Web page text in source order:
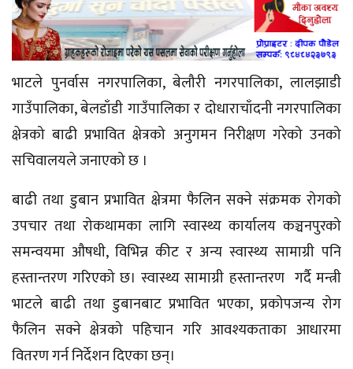
भाटले पुनर्वास नगरपालिका, बेलौरी नगरपालिका, लालझाडी
गाउँपालिका, बेलडाँडी गाउँपालिका र दोधाराचाँदनी नगरपालिका
क्षेत्रको बाढी प्रभावित क्षेत्रको अनुगमन निरीक्षण गरेको उनको
सचिवालयले जनाएको छ ।
बाढी तथा डुबान प्रभावित क्षेत्रमा फैलिन सक्ने संक्रमकरोगको
उपचार तथा रोकथामका लागि स्वास्थ्य कार्यालय कञ्चनपुरको
समन्वयमा औषधी, विभिन्न कीट र अन्य स्वास्थ्य सामाग्री पनि
हस्तान्तरण गरिएको छ। स्वास्थ्यसामाग्री हस्तान्तरण गर्दै मन्त्री
भाटले बाढी तथा डुबानबाट प्रभावित भएका, प्रकोपजन्य रोग
फैलिन सक्नेक्षेत्रको पहिचान गरि आवश्यकताका आधारमा
वितरण गर्न निर्देशन दिएका छन्।